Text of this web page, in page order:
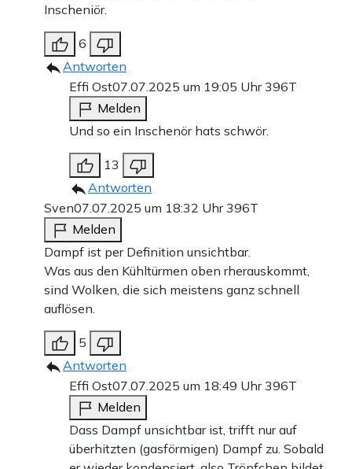
Inscheniör.
6
Antworten
Effi Ost07.07.2025 um 19:05 Uhr396T
Melden
Und so ein Inschenör hats schwör.
13
Antworten
Sven07.07.2025 um 18:32 Uhr396T
Melden
Dampf ist per Definition unsichtbar.
Was aus den Kühltürmen oben rherauskommt,
sind Wolken, die sich meistens ganz schnell
auflösen.
5
Antworten
Effi Ost07.07.2025 um 18:49 Uhr396T
Melden
Dass Dampf unsichtbar ist, trifft nur auf
überhitzten (gasförmigen) Dampf zu. Sobald